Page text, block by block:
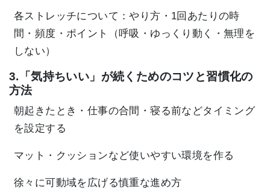
各ストレッチについて：やり方・1回あたりの時
間・頻度・ポイント（呼吸・ゆっくり動く・無理を
しない）
3.「気持ちいい」が続くためのコツと習慣化の
方法
朝起きたとき・仕事の合間・寝る前などタイミング
を設定する
マット・クッションなど使いやすい環境を作る
徐々に可動域を広げる慎重な進め方